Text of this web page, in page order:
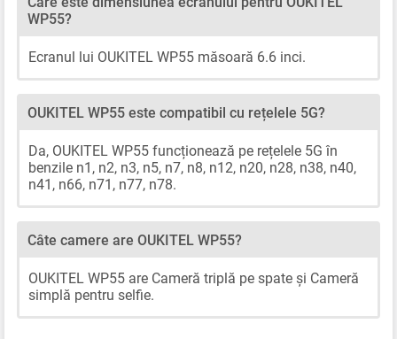
WP55?
Ecranul lui OUKITEL WP55 măsoară 6.6 inci.
OUKITEL WP55 este compatibil cu rețelele 5G?
Da, OUKITEL WP55 funcționează pe rețelele 5G în
benzile n1, n2, n3, n5, n7, n8, n12, n20, n28, n38, n40,
n41, n66, n71, n77, n78.
Câte camere are OUKITEL WP55?
OUKITEL WP55 are Cameră triplă pe spate și Cameră
simplă pentru selfie.